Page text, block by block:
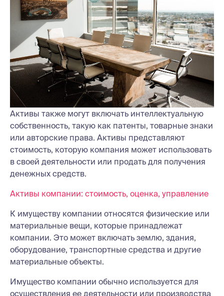
Активы также могут включать интеллектуальную
собственность, такую как патенты, товарные знаки
или авторские права. Активы представляют
стоимость, которую компания может использовать
в своей деятельности или продать для получения
денежных средств.
Активы компании: стоимость, оценка, управление
К имуществу компании относятся физические или
материальные вещи, которые принадлежат
компании. Это может включать землю, здания,
оборудование, транспортные средства и другие
материальные объекты.
Имущество компании обычно используется для
осуществления ее деятельности или производства